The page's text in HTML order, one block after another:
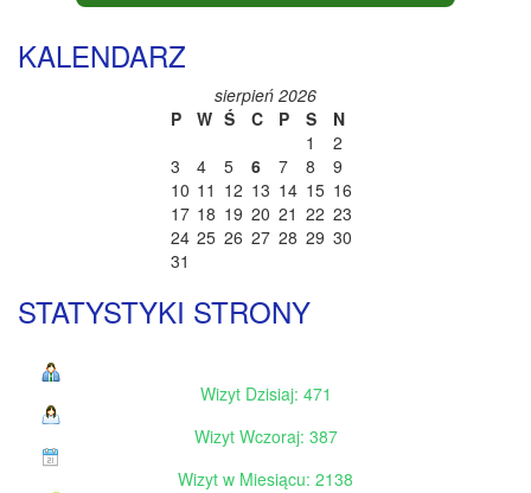
KALENDARZ
sierpień 2026
P
W Ś C P S
N
1
2
3
4 5 6 7 8
9
10 11 12 13 14 15 16
17 18 19 20 21 22 23
24 25 26 27 28 29 30
31
STATYSTYKI STRONY
Wizyt Dzisiaj: 471
Wizyt Wczoraj: 387
Wizyt w Miesiącu: 2138